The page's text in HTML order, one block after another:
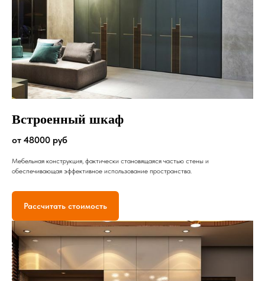
Встроенный шкаф
от 48000 руб
Мебельная конструкция, фактически становящаяся частью стены и
обеспечивающая эффективное использование пространства.
Рассчитать стоимость